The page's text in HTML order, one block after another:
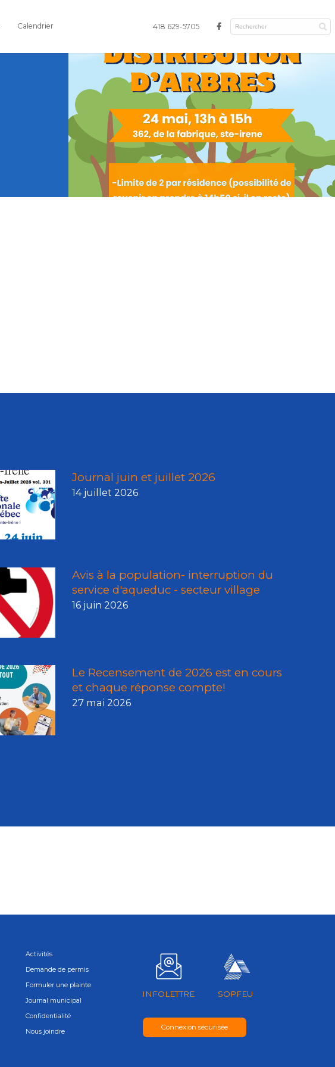
Calendrier 418 629-5705
Journal juin et juillet 2026
14 juillet 2026
Avis à la population- interruption du
service d'aqueduc - secteur village
16 juin 2026
Le Recensement de 2026 est en cours
et chaque réponse compte!
27 mai 2026
Activités
Demande de permis
Formuler une plainte
Journal municipal
Confidentialité
Nous joindre
INFOLETTRE SOPFEU
Connexion sécurisée